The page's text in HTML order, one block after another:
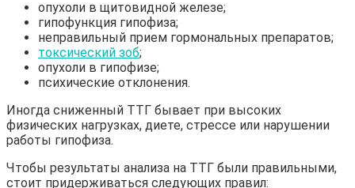
опухоли в щитовидной железе;
гипофункция гипофиза;
неправильный прием гормональных препаратов;
токсический зоб;
опухоли в гипофизе;
психические отклонения.
Иногда сниженный ТТГ бывает при высоких
физических нагрузках, диете, стрессе или нарушении
работы гипофиза.
Чтобы результаты анализа на ТТГ были правильными,
стоит придерживаться следующих правил: